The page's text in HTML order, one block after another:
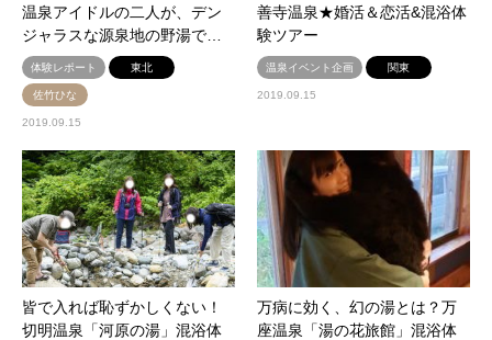
温泉アイドルの二人が、デン
ジャラスな源泉地の野湯で…
体験レポート 東北
佐竹ひな
2019.09.15
善寺温泉★婚活＆恋活&混浴体
験ツアー
温泉イベント企画 関東
2019.09.15
皆で入れば恥ずかしくない！
切明温泉「河原の湯」混浴体
万病に効く、幻の湯とは？万
座温泉「湯の花旅館」混浴体